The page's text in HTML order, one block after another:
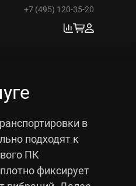
+7 (495) 120-35-20
в
подходят к
ПК
фиксирует